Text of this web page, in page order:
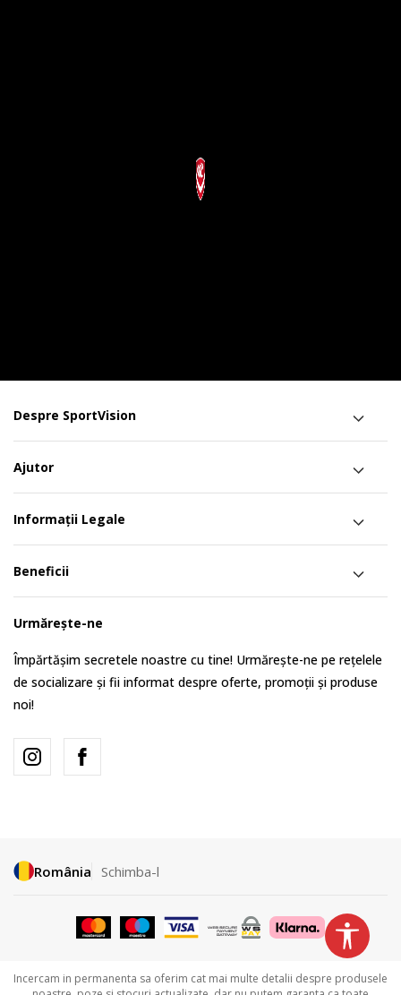
Despre SportVision
Ajutor
Informații Legale
Beneficii
Urmărește-ne
Împărtășim secretele noastre cu tine! Urmărește-ne pe rețelele
de socializare și fii informat despre oferte, promoții și produse
noi!
România Schimba-l
Incercam in permanenta sa oferim cat mai multe detalii despre produsele